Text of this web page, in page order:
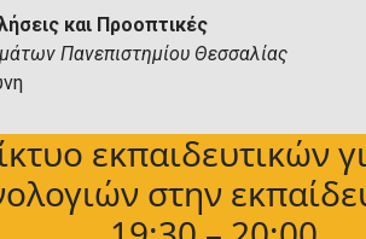
και Προοπτικές
Πανεπιστημίου Θεσσαλίας
εκπαιδευτικών
στην